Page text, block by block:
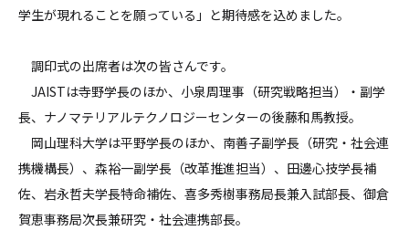
学生が現れることを願っている」と期待感を込めました。
調印式の出席者は次の皆さんです。
JAISTは寺野学長のほか、小泉周理事（研究戦略担当）・副学
長、ナノマテリアルテクノロジーセンターの後藤和馬教授。
岡山理科大学は平野学長のほか、南善子副学長（研究・社会連
携機構長）、森裕一副学長（改革推進担当）、田邊心技学長補
佐、岩永哲夫学長特命補佐、喜多秀樹事務局長兼入試部長、御倉
賀恵事務局次長兼研究・社会連携部長。